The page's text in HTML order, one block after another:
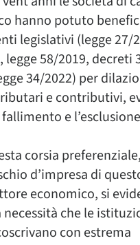
hanno potuto
legislativi (legge 27/
legge 58/2019, decreti
34/2022) per
e contributivi,
e
corsia
d’impresa di
economico, si
che le
con estrema